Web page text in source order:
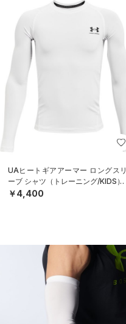
UAヒートギアアーマー ロングスリ
ーブ シャツ（トレーニング/KIDS）
￥4,400